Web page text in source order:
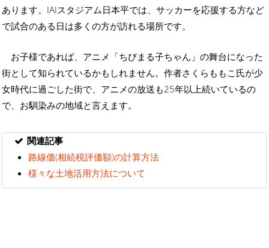
あります。IAIスタジアム日本平では、サッカーを応援する方など
で試合のある日は多くの方が訪れる場所です。
お子様であれば、アニメ「ちびまる子ちゃん」の舞台になった
街として知られているかもしれません。作者さくらももこ氏が少
女時代に過ごした街で、アニメの放送も25年以上続いているの
で、お馴染みの地域と言えます。
関連記事
路線価(相続税評価額)の計算方法
様々な土地活用方法について